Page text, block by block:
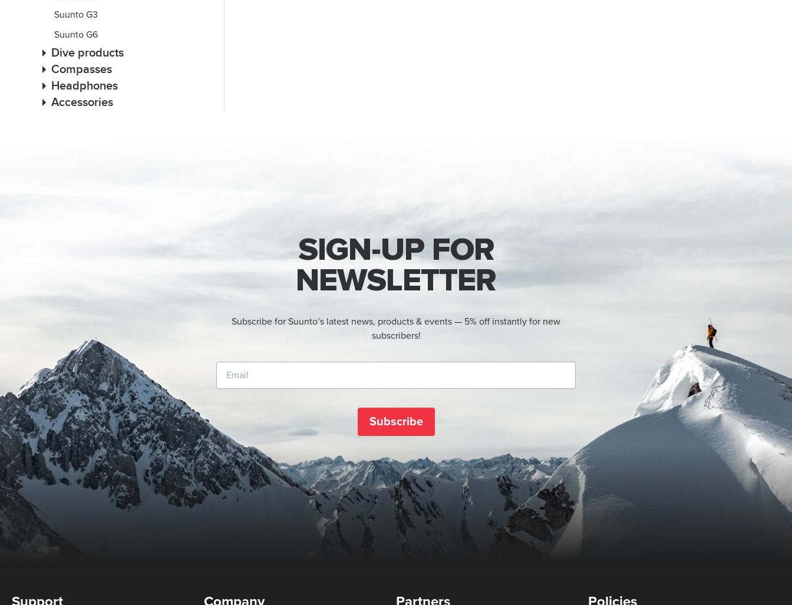
Suunto G3
Suunto G6
Dive products
Compasses
Headphones
Accessories
SIGN-UP FOR
NEWSLETTER
Subscribe for Suunto’s latest news, products & events — 5% off instantly for new
subscribers!
Subscribe
Support Company Partners Policies